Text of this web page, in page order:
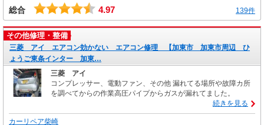
総合 4.97 139件
その他修理・整備
三菱 アイ エアコン効かない エアコン修理 【加東市 加東市周辺 ひ
ょうご東条インター 加東…
三菱 アイ
コンプレッサー、電動ファン、その他 漏れてる場所や故障カ所
を調べてからの作業高圧パイプからガスが漏れてました。
続きを見る
カーリペア柴崎